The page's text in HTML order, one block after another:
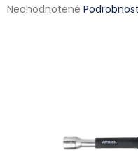
Priemerné hodnotenie
Neohodnotené